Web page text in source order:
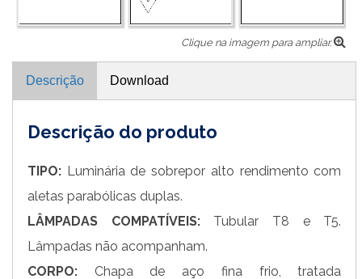
Clique na imagem para ampliar.
Descrição Download
Descrição do produto
TIPO: Luminária de sobrepor alto rendimento com
aletas parabólicas duplas.
LÂMPADAS COMPATÍVEIS:Tubular T8 e T5.
Lâmpadas não acompanham.
CORPO: Chapa de aço fina frio, tratada